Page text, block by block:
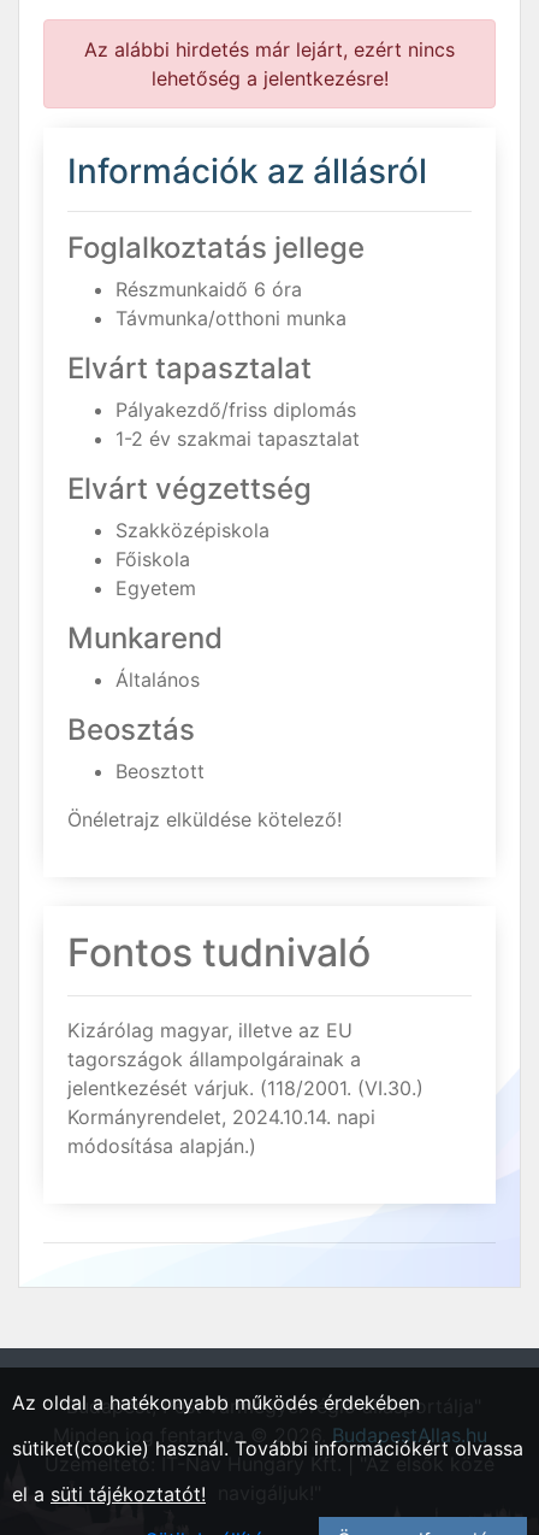
Az alábbi hirdetés már lejárt, ezért nincs
lehetőség a jelentkezésre!
Információk az állásról
Foglalkoztatás jellege
Részmunkaidő 6 óra
Távmunka/otthoni munka
Elvárt tapasztalat
Pályakezdő/friss diplomás
1-2 év szakmai tapasztalat
Elvárt végzettség
Szakközépiskola
Főiskola
Egyetem
Munkarend
Általános
Beosztás
Beosztott
Önéletrajz elküldése kötelező!
Fontos tudnivaló
Kizárólag magyar, illetve az EU
tagországok állampolgárainak a
jelentkezését várjuk. (118/2001. (VI.30.)
Kormányrendelet, 2024.10.14. napi
módosítása alapján.)
"Budapest, Pest vármegyei régió állásportálja"
Minden jog fentartva © 2026. BudapestAllas.hu
Üzemeltető: IT-Nav Hungary Kft. | "Az elsők közé
Az oldal a hatékonyabb működés érdekében
sütiket(cookie) használ. További információkért olvassa
el a süti tájékoztatót!